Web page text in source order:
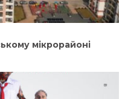
мікрорайоні